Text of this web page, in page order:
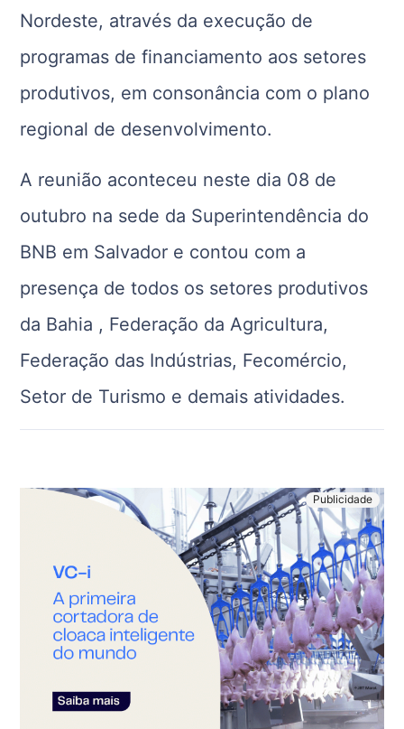
Nordeste, através da execução de
programas de financiamento aos setores
produtivos, em consonância com o plano
regional de desenvolvimento.
A reunião aconteceu neste dia 08 de
outubro na sede da Superintendência do
BNB em Salvador e contou com a
presença de todos os setores produtivos
da Bahia , Federação da Agricultura,
Federação das Indústrias, Fecomércio,
Setor de Turismo e demais atividades.